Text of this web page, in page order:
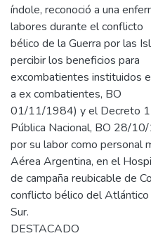
índole, reconoció a una
labores durante el conflicto
bélico de la Guerra por las
percibir los beneficios para
excombatientes instituidos
a ex combatientes, BO
01/11/1984) y el Decreto
Pública Nacional, BO 28/
por su labor como personal
Aérea Argentina, en el
de campaña reubicable de
conflicto bélico del Atlántico
Sur.
DESTACADO